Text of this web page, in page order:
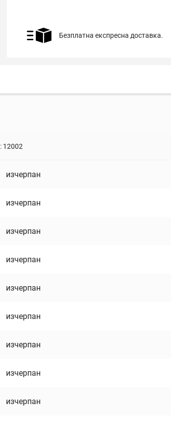
Безплатна експресна доставка.
12002
изчерпан
изчерпан
изчерпан
изчерпан
изчерпан
изчерпан
изчерпан
изчерпан
изчерпан